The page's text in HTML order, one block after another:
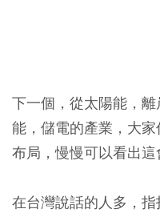
下一個，從太陽能，
能，儲電的產業，大
布局，慢慢可以看出這
在台灣說話的人多，